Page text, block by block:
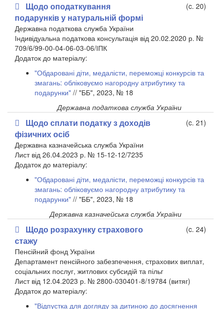
Щодо оподаткування
подарунків у натуральній формі
(c. 20)
Державна податкова служба України
Індивідуальна податкова консультація від 20.02.2020 р. №
709/6/99-00-04-06-03-06/ІПК
Додаток до матеріалу:
"Обдаровані діти, медалісти, переможці конкурсів та
змагань: обліковуємо нагородну атрибутику та
подарунки" // "ББ", 2023, № 18
Державна податкова служба України
Щодо сплати податку з доходів
фізичних осіб
(c. 21)
Державна казначейська служба України
Лист від 26.04.2023 р. № 15-12-12/7235
​Додаток до матеріалу:
"Обдаровані діти, медалісти, переможці конкурсів та
змагань: обліковуємо нагородну атрибутику та
подарунки" // "ББ", 2023, № 18
Державна казначейська служба України
Щодо розрахунку страхового
стажу
(c. 24)
Пенсійний фонд України
Департамент пенсійного забезпечення, страхових виплат,
соціальних послуг, житлових субсидій та пільг
Лист від 12.04.2023 р. № 2800-030401-8/19784 (витяг)
​Додаток до матеріалу:
"Відпустка для догляду за дитиною до досягнення